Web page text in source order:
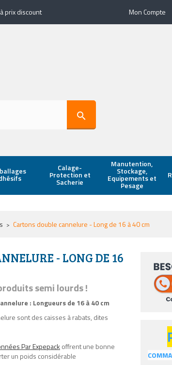
prix discount Mon Compte
search
Calage-
Protection et
Sacherie
Manutention,
Stockage,
Equipements et
Pesage
Cartons double cannelure - Long de 16 à 40 cm
- LONG DE 16
semi lourds !
: Longueurs de 16 à 40 cm
sont des caisses à rabats, dites
Par Expepack offrent une bonne
un poids considérable